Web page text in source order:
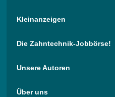
Kleinanzeigen
Die Zahntechnik-Jobbörse!
Unsere Autoren
Über uns